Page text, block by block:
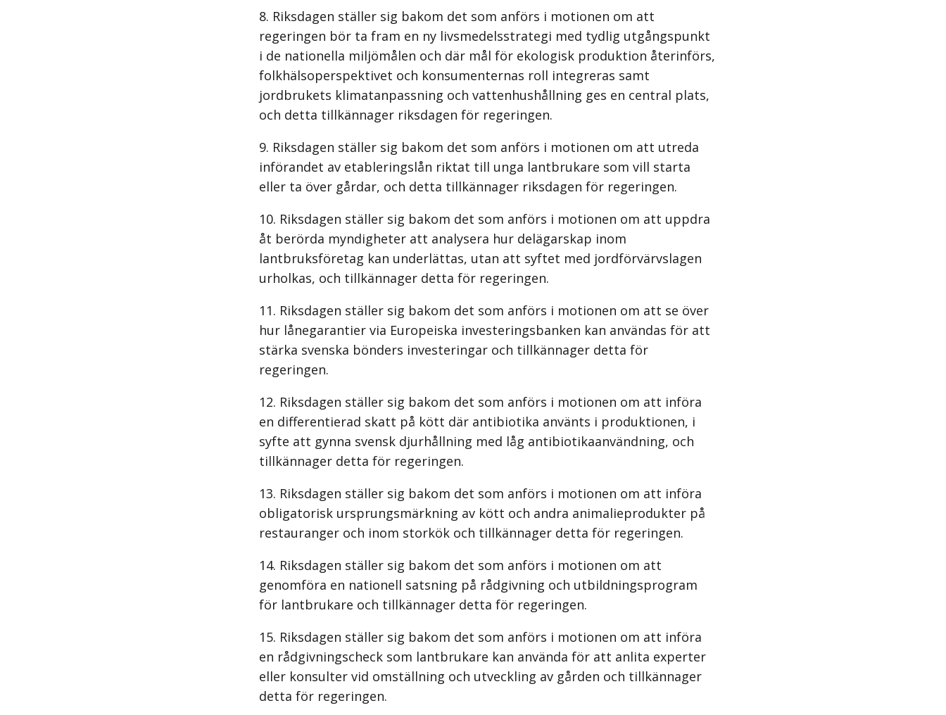
Riksdagen ställer sig bakom det som anförs i motionen om att
regeringen bör ta fram en ny livsmedelsstrategi med tydlig utgångspunkt
i de nationella miljömålen och där mål för ekologisk produktion återinförs,
folkhälsoperspektivet och konsumenternas roll integreras samt
jordbrukets klimatanpassning och vattenhushållning ges en central plats,
och detta tillkännager riksdagen för regeringen.
Riksdagen ställer sig bakom det som anförs i motionen om att utreda
införandet av etableringslån riktat till unga lantbrukare som vill starta
eller ta över gårdar, och detta tillkännager riksdagen för regeringen.
Riksdagen ställer sig bakom det som anförs i motionen om att uppdra
åt berörda myndigheter att analysera hur delägarskap inom
lantbruksföretag kan underlättas, utan att syftet med jordförvärvslagen
urholkas, och tillkännager detta för regeringen.
Riksdagen ställer sig bakom det som anförs i motionen om att se över
hur lånegarantier via Europeiska investeringsbanken kan användas för att
stärka svenska bönders investeringar och tillkännager detta för
regeringen.
Riksdagen ställer sig bakom det som anförs i motionen om att införa
en differentierad skatt på kött där antibiotika använts i produktionen, i
syfte att gynna svensk djurhållning med låg antibiotikaanvändning, och
tillkännager detta för regeringen.
Riksdagen ställer sig bakom det som anförs i motionen om att införa
obligatorisk ursprungsmärkning av kött och andra animalieprodukter på
restauranger och inom storkök och tillkännager detta för regeringen.
Riksdagen ställer sig bakom det som anförs i motionen om att
genomföra en nationell satsning på rådgivning och utbildningsprogram
för lantbrukare och tillkännager detta för regeringen.
Riksdagen ställer sig bakom det som anförs i motionen om att införa
en rådgivningscheck som lantbrukare kan använda för att anlita experter
eller konsulter vid omställning och utveckling av gården och tillkännager
detta för regeringen.